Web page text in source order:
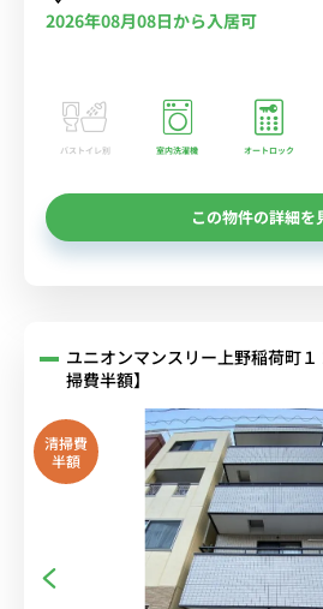
2026年08月08日から入居可
バストイレ別 室内洗濯機 オートロック
この物件の詳細を
ユニオンマンスリー上野稲荷町
掃費半額】
清掃費
半額